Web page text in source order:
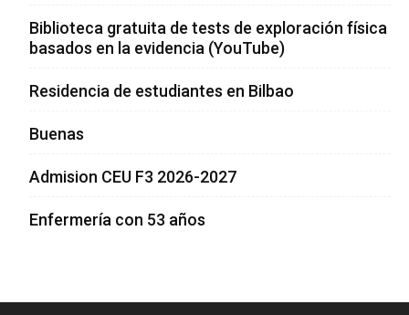
Biblioteca gratuita de tests de exploración física
basados en la evidencia (YouTube)
Residencia de estudiantes en Bilbao
Buenas
Admision CEU F3 2026-2027
Enfermería con 53 años